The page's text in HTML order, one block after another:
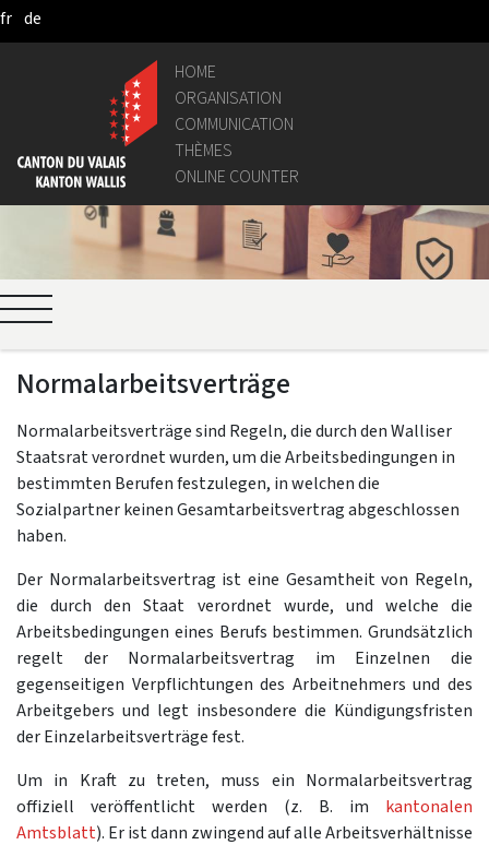
Skip to Main Content
fr de
HOME
ORGANISATION
COMMUNICATION
THÈMES
ONLINE COUNTER
Normalarbeitsverträge
Normalarbeitsverträge sind Regeln, die durch den Walliser
Staatsrat verordnet wurden, um die Arbeitsbedingungen in
bestimmten Berufen festzulegen, in welchen die
Sozialpartner keinen Gesamtarbeitsvertrag abgeschlossen
haben.
Der Normalarbeitsvertrag ist eine Gesamtheit von Regeln,
die durch den Staat verordnet wurde, und welche die
Arbeitsbedingungen eines Berufs bestimmen. Grundsätzlich
regelt der Normalarbeitsvertrag im Einzelnen die
gegenseitigen Verpflichtungen des Arbeitnehmers und des
Arbeitgebers und legt insbesondere die Kündigungsfristen
der Einzelarbeitsverträge fest.
Um in Kraft zu treten, muss ein Normalarbeitsvertrag
offiziell veröffentlicht werden (z. B. im kantonalen
Amtsblatt). Er ist dann zwingend auf alle Arbeitsverhältnisse